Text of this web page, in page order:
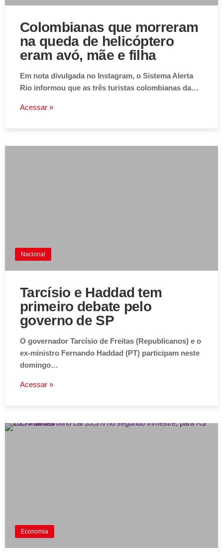
Colombianas que morreram
na queda de helicóptero
eram avó, mãe e filha
Em nota divulgada no Instagram, o Sistema Alerta
Rio informou que as três turistas colombianas da…
Acessar »
Nacional
Tarcísio e Haddad tem
primeiro debate pelo
governo de SP
O governador Tarcísio de Freitas (Republicanos) e o
ex-ministro Fernando Haddad (PT) participam neste
domingo…
Acessar »
Economia